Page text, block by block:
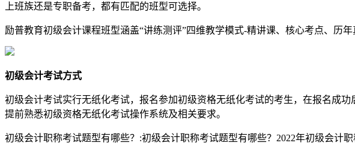
上班族还是专职备考，都有匹配的班型可选择。
励普教育初级会计课程班型涵盖“讲练测评”四维教学模式-精讲课、核心考点、历
初级会计考试方式
初级会计考试实行无纸化考试，报名参加初级资格无纸化考试的考生，在报名成
提前熟悉初级资格无纸化考试操作系统及相关要求。
初级会计职称考试题型有哪些？:初级会计职称考试题型有哪些？2022年初级会计